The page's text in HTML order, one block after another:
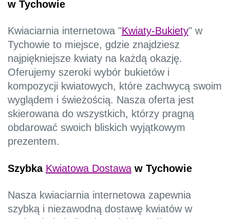
w Tychowie
Kwiaciarnia internetowa "Kwiaty-Bukiety" w
Tychowie to miejsce, gdzie znajdziesz
najpiękniejsze kwiaty na każdą okazję.
Oferujemy szeroki wybór bukietów i
kompozycji kwiatowych, które zachwycą swoim
wyglądem i świeżością. Nasza oferta jest
skierowana do wszystkich, którzy pragną
obdarować swoich bliskich wyjątkowym
prezentem.
Szybka Kwiatowa Dostawaw Tychowie
Nasza kwiaciarnia internetowa zapewnia
szybką i niezawodną dostawę kwiatów w